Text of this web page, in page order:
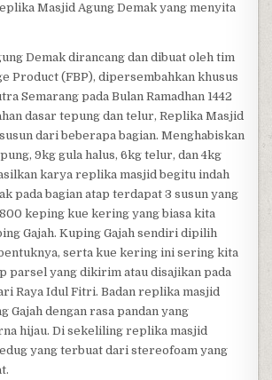
Masjid Agung Demak yang menyita
Demak dirancang dan dibuat oleh tim
Product (FBP), dipersembahkan khusus
Semarang pada Bulan Ramadhan 1442
dasar tepung dan telur, Replika Masjid
dari beberapa bagian. Menghabiskan
9kg gula halus, 6kg telur, dan 4kg
karya replika masjid begitu indah
pada bagian atap terdapat 3 susun yang
keping kue kering yang biasa kita
Gajah. Kuping Gajah sendiri dipilih
serta kue kering ini sering kita
parsel yang dikirim atau disajikan pada
Raya Idul Fitri. Badan replika masjid
Gajah dengan rasa pandan yang
hijau. Di sekeliling replika masjid
yang terbuat dari stereofoam yang